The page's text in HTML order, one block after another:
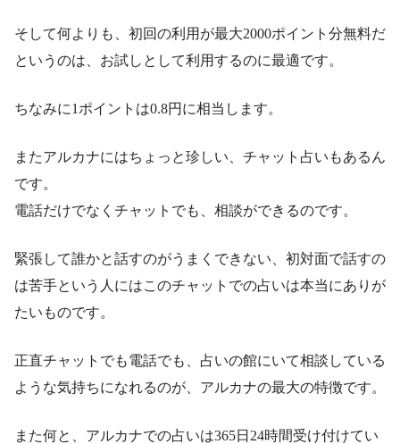
そして何よりも、初回の利用が最大2000ポイント分無料だ
というのは、お試しとして利用するのに最適です。
ちなみに1ポイントは0.8円に相当します。
またアルカナにはちょっと珍しい、チャット占いもあるん
です。
電話だけでなくチャットでも、相談ができるのです。
緊張して誰かと話すのがうまくできない、初対面で話すの
は苦手という人にはこのチャットでの占いは本当にありが
たいものです。
正直チャットでも電話でも、占いの館にいて相談している
ような気持ちになれるのが、アルカナの最大の特徴です。
また何と、アルカナでの占いは365日24時間受け付けてい